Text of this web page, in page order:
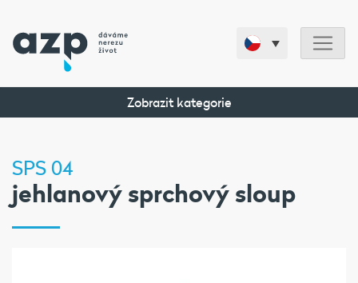
Zobrazit kategorie
SPS 04
jehlanový sprchový sloup